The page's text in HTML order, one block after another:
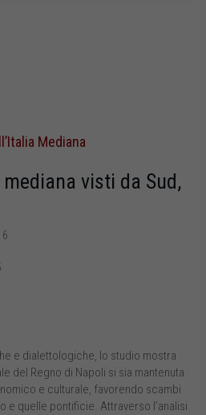
Mediana
mediana visti da Sud,
e dialettologiche, lo studio mostra
del Regno di Napoli si sia mantenuta
e culturale, favorendo scambi
e quelle pontificie. Attraverso l’analisi